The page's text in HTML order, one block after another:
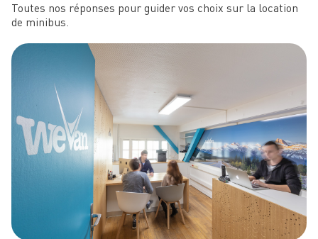
Toutes nos réponses pour guider vos choix sur la location
de minibus.